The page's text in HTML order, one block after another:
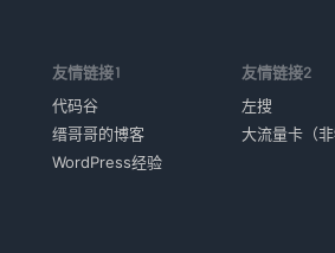
友情链接1
代码谷
缙哥哥的博客
WordPress经验
友情链接2
左搜
大流量卡（非